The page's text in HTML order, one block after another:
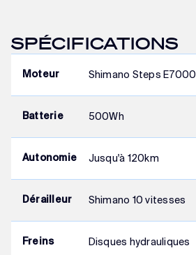
SPÉCIFICATIONS
Moteur Shimano Steps E7000
Batterie 500Wh
Autonomie Jusqu'à 120km
Dérailleur Shimano 10 vitesses
Freins Disques hydrauliques